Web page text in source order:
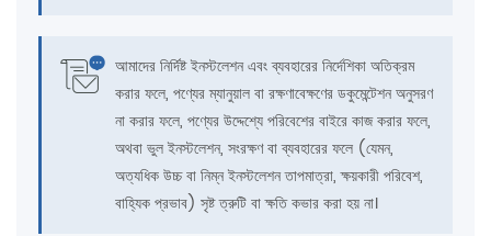
আমাদের নির্দিষ্ট ইনস্টলেশন এবং ব্যবহারের নির্দেশিকা অতিক্রম
করার ফলে, পণ্যের ম্যানুয়াল বা রক্ষণাবেক্ষণের ডকুমেন্টেশন অনুসরণ
না করার ফলে, পণ্যের উদ্দেশ্যে পরিবেশের বাইরে কাজ করার ফলে,
অথবা ভুল ইনস্টলেশন, সংরক্ষণ বা ব্যবহারের ফলে (যেমন,
অত্যধিক উচ্চ বা নিম্ন ইনস্টলেশন তাপমাত্রা, ক্ষয়কারী পরিবেশ,
বাহ্যিক প্রভাব) সৃষ্ট ত্রুটি বা ক্ষতি কভার করা হয় না।